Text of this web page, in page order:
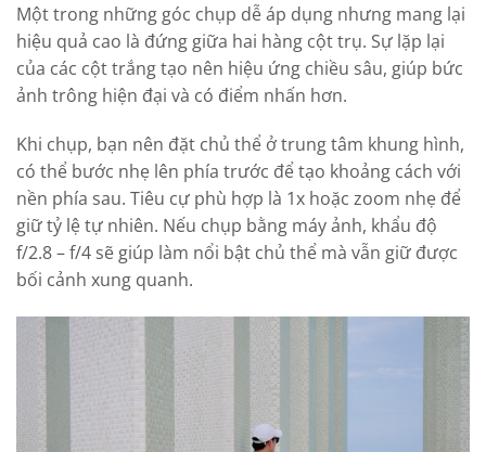
Một trong những góc chụp dễ áp dụng nhưng mang lại
hiệu quả cao là đứng giữa hai hàng cột trụ. Sự lặp lại
của các cột trắng tạo nên hiệu ứng chiều sâu, giúp bức
ảnh trông hiện đại và có điểm nhấn hơn.
Khi chụp, bạn nên đặt chủ thể ở trung tâm khung hình,
có thể bước nhẹ lên phía trước để tạo khoảng cách với
nền phía sau. Tiêu cự phù hợp là 1x hoặc zoom nhẹ để
giữ tỷ lệ tự nhiên. Nếu chụp bằng máy ảnh, khẩu độ
f/2.8 – f/4 sẽ giúp làm nổi bật chủ thể mà vẫn giữ được
bối cảnh xung quanh.